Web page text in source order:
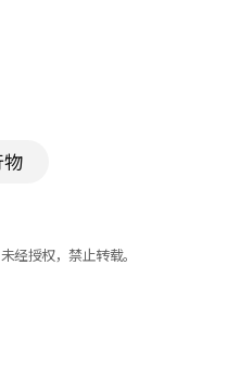
经授权，禁止转载。